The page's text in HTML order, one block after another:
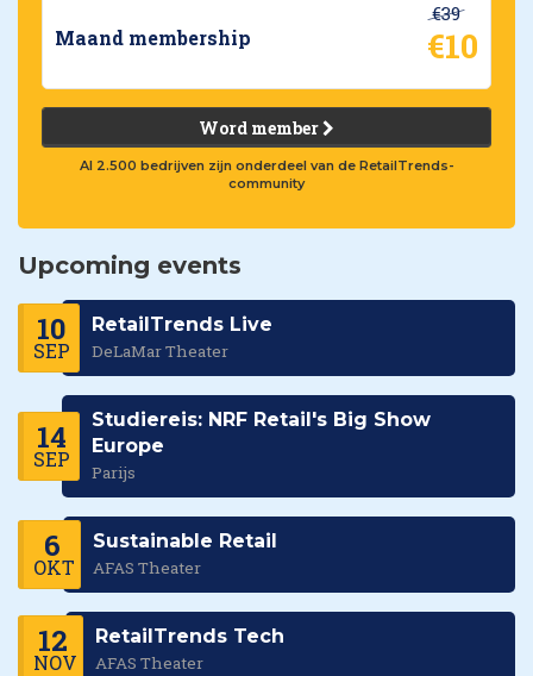
Maand membership
€39
€10
Word member
Al 2.500 bedrijven zijn onderdeel van de RetailTrends-
community
Upcoming events
10
SEP
RetailTrends Live
DeLaMar Theater
14
SEP
Studiereis: NRF Retail's Big Show
Europe
Parijs
6
OKT
Sustainable Retail
AFAS Theater
12
NOV
RetailTrends Tech
AFAS Theater